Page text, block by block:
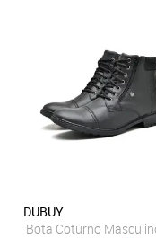
DUBUY
Bota Coturno